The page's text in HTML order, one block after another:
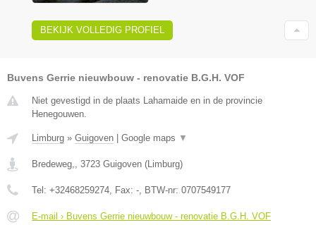
BEKIJK VOLLEDIG PROFIEL
Buvens Gerrie nieuwbouw - renovatie B.G.H. VOF
Niet gevestigd in de plaats Lahamaide en in de provincie
Henegouwen.
Limburg » Guigoven Google maps ▼
Bredeweg,, 3723 Guigoven (Limburg)
Tel: +32468259274, Fax: -, BTW-nr: 0707549177
E-mail › Buvens Gerrie nieuwbouw - renovatie B.G.H. VOF